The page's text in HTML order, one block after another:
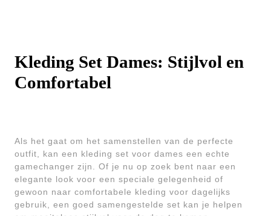
Kleding Set Dames: Stijlvol en
Comfortabel
Als het gaat om het samenstellen van de perfecte
outfit, kan een kleding set voor dames een echte
gamechanger zijn. Of je nu op zoek bent naar een
elegante look voor een speciale gelegenheid of
gewoon naar comfortabele kleding voor dagelijks
gebruik, een goed samengestelde set kan je helpen